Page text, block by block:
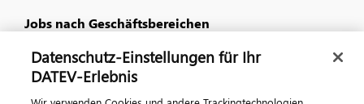
Jobs nach Geschäftsbereichen
ITDatenschutz-Einstellungen für Ihr
DATEV-Erlebnis